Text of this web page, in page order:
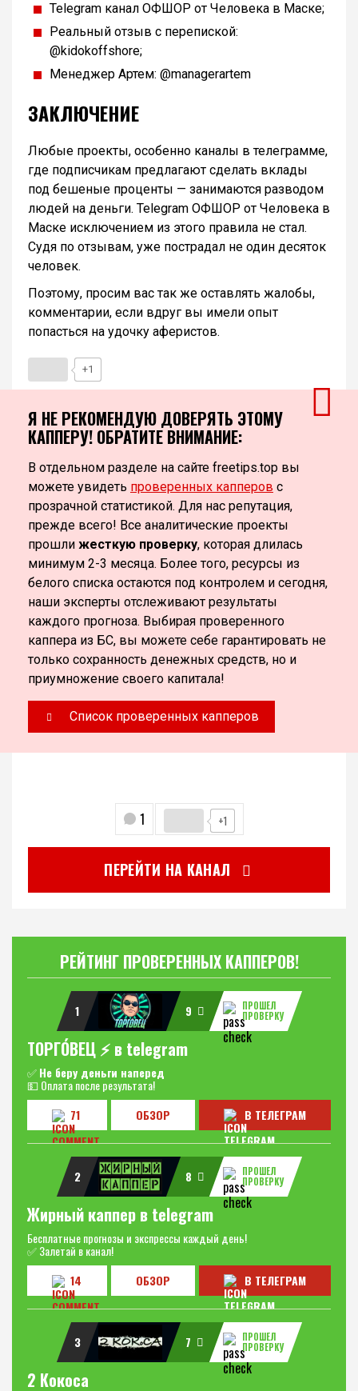
Telegram канал ОФШОР от Человека в Маске;
Реальный отзыв с перепиской:
@kidokoffshore;
Менеджер Артем: @managerartem
ЗАКЛЮЧЕНИЕ
Любые проекты, особенно каналы в телеграмме,
где подписчикам предлагают сделать вклады
под бешеные проценты — занимаются разводом
людей на деньги. Telegram ОФШОР от Человека в
Маске исключением из этого правила не стал.
Судя по отзывам, уже пострадал не один десяток
человек.
Поэтому, просим вас так же оставлять жалобы,
комментарии, если вдруг вы имели опыт
попасться на удочку аферистов.
+1
Я НЕ РЕКОМЕНДУЮ ДОВЕРЯТЬ ЭТОМУ
КАППЕРУ! ОБРАТИТЕ ВНИМАНИЕ:
В отдельном разделе на сайте freetips.top вы
можете увидеть проверенных капперов с
прозрачной статистикой. Для нас репутация,
прежде всего! Все аналитические проекты
прошли жесткую проверку, которая длилась
минимум 2-3 месяца. Более того, ресурсы из
белого списка остаются под контролем и сегодня,
наши эксперты отслеживают результаты
каждого прогноза. Выбирая проверенного
каппера из БС, вы можете себе гарантировать не
только сохранность денежных средств, но и
приумножение своего капитала!
Список проверенных капперов
1 +1
ПЕРЕЙТИ НА КАНАЛ
РЕЙТИНГ ПРОВЕРЕННЫХ КАППЕРОВ!
1 9
ПРОШЕЛ
ПРОВЕРКУ
ТОРГО́ВЕЦ ⚡️ в telegram
✅Не беру деньги наперед
💵 Оплата после результата!
71
ОБЗОР В ТЕЛЕГРАМ
2 8
ПРОШЕЛ
ПРОВЕРКУ
Жирный каппер в telegram
Бесплатные прогнозы и экспрессы каждый день!
✅ Залетай в канал!
14
ОБЗОР В ТЕЛЕГРАМ
3 7
ПРОШЕЛ
ПРОВЕРКУ
2 Кокоса